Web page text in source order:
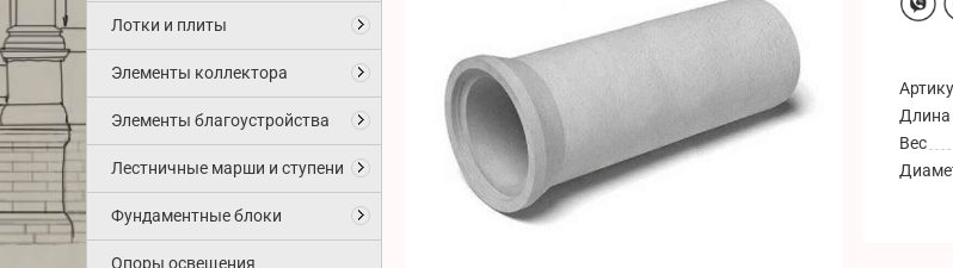
Лотки и плиты
Элементы коллектора
Элементы благоустройства
Лестничные марши и ступени
Фундаментные блоки
Опоры освещения
Длина
Вес